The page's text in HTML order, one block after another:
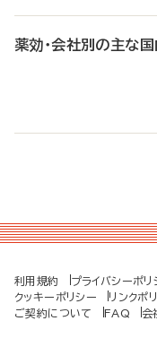
薬効・会社別の主な
利用規約 プライバシーポリ
クッキーポリシー
リンクポ
ご契約について
FAQ 会